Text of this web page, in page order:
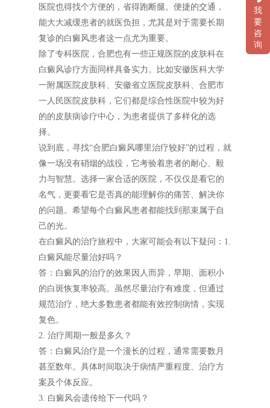
医院也得找个方便的，省得跑断腿。便捷的交通，
能大大减缓患者的就医负担，尤其是对于需要长期
复诊的白癜风患者这一点尤为重要。
除了专科医院，合肥也有一些正规医院的皮肤科在
白癜风诊疗方面同样具备实力。比如安徽医科大学
一附属医院皮肤科、安徽省立医院皮肤科、合肥市
一人民医院皮肤科，它们都是综合性医院中较为好
的的皮肤病诊疗中心，为患者提供了多样化的选
择。
说到底，寻找“合肥白癜风哪里治疗较好”的过程，就
像一场没有硝烟的战役，它考验着患者的耐心、毅
力与智慧。选择一家合适的医院，不仅仅是看它的
名气，更要看它是否真的能理解你的痛苦、解决你
的问题。希望每个白癜风患者都能找到那束属于自
己的光。
在白癜风的治疗旅程中，大家可能会有以下疑问：1.
白癜风能尽量治好吗？
答：白癜风的治疗的效果因人而异，早期、面积小
的白斑恢复率较高。虽然尽量治疗有难度，但通过
规范治疗，绝大多数患者都能有效控制病情，实现
复色。
2. 治疗周期一般是多久？
答：白癜风治疗是一个漫长的过程，通常需要数月
甚至数年。具体时间取决于病情严重程度、治疗方
案及个体反应。
3. 白癜风会遗传给下一代吗？
我
要
咨
询